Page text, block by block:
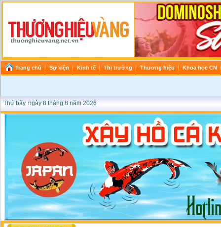
Trang chủ Sự kiện Kinh tế Thị trường Thương hiệu Khoa học CN
Thứ bảy, ngày 8 tháng 8 năm 2026